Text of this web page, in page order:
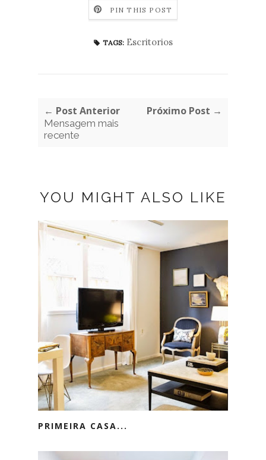
PIN THIS POST
TAGS: Escritorios
← Post Anterior
Mensagem mais
recente
Próximo Post →
YOU MIGHT ALSO LIKE
PRIMEIRA CASA...